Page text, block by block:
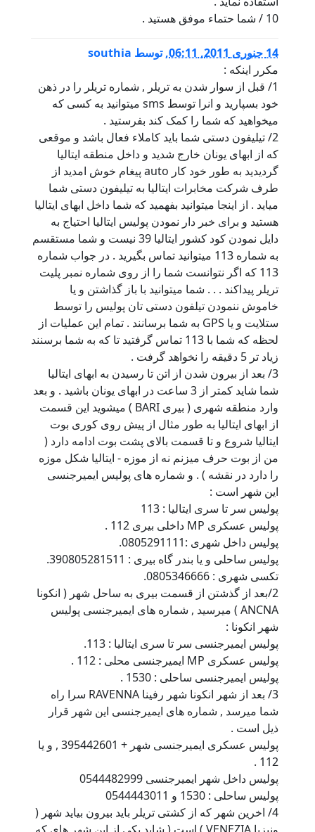
10 / شما حتماء موفق هستید .
14 جنوری 2011, 06:11 ,توسط southia
مکرر اینکه :
1/ قبل از سوار شدن به تریلر , شماره تریلر را در ذهن
خود بسپارید و انرا توسط sms میتوانید به کسی که
میخواهید که شما را کمک کند بفرستید .
2/ تیلیفون دستی شما باید کاملاء فعال باشد و موقعی
که از ابهای یونان خارج شدید و داخل منطقه ایتالیا
گردیدید به طور خود کار auto پیغام خوش امدید از
طرف شرکت مخابرات ایتالیا به تیلیفون دستی شما
میاید . از اینجا میتوانید بفهمید که شما داخل ابهای ایتالیا
هستید و برای خبر دار نمودن پولیس ایتالیا احتیاج به
دایل نمودن کود کشور ایتالیا 39 نیست و شما مستقسم
به شماره 113 میتوانید تماس بگیرید . در جواب شماره
113 که اگر نتوانست شما را از روی شماره نمبر پلیت
تریلر پیداکند . . . شما میتوانید با باز گذاشتن و یا
خاموش ننمودن تیلفون دستی تان پولیس را توسط
ستلایت و یا GPS به شما برسانند . تمام این عملیات از
لحظه که شما با 113 تماس گرفتید تا که به شما برسنند
زیاد تر 5 دقیقه را نخواهد گرفت .
3/ بعد از بیرون شدن از اتن تا رسیدن به ابهای ایتالیا
شما شاید کمتر از 3 ساعت در ابهای یونان باشید . و بعد
وارد منطقه شهری ( بیری BARI ) میشوید این قسمت
از ابهای ایتالیا به طور مثال از پیش روی کوری بوت
ایتالیا شروع و تا قسمت بالای پشت بوت ادامه دارد (
من از بوت حرف میزنم نه از موزه - ایتالیا شکل موزه
را دارد در نقشه ) . و شماره های پولیس ایمیرجنسی
این شهر است :
پولیس سر تا سری ایتالیا : 113
پولیس عسکری MP داخلی بیری 112 .
پولیس داخل شهری :0805291111.
پولیس ساحلی و یا بندر گاه بیری : 390805281511.
تکسی شهری : 0805346666.
2/بعد از گذشتن از قسمت بیری به ساحل شهر ( انکونا
ANCNA ) میرسید , شماره های ایمیرجنسی پولیس
شهر انکونا :
پولیس ایمیرجنسی سر تا سری ایتالیا : 113.
پولیس عسکری MP ایمیرجنسی محلی : 112 .
پولیس ایمیرجنسی ساحلی : 1530 .
3/ بعد از شهر انکونا شهر رفینا RAVENNA سرا راه
شما میرسد , شماره های ایمیرجنسی این شهر قرار
ذیل است .
پولیس عسکری ایمیرجنسی شهر + 395442601 , و یا
112 .
پولیس داخل شهر ایمیرجنسی 0544482999
پولیس ساحلی : 1530 و 0544443011
4/ اخرین شهر که از کشتی تریلر باید بیرون بیاید شهر (